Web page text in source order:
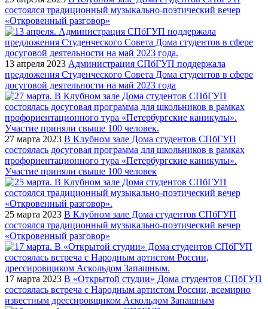
состоялся традиционный музыкально-поэтический вечер
«Откровенный разговор»
13 апреля 2023 Администрация СПбГУП поддержала
предложения Студенческого Совета Дома студентов в сфере
досуговой деятельности на май 2023 года
27 марта 2023 В Клубном зале Дома студентов СПбГУП
состоялась досуговая программа для школьников в рамках
профориентационного тура «Петербургские каникулы».
Участие приняли свыше 100 человек
25 марта 2023 В Клубном зале Дома студентов СПбГУП
состоялся традиционный музыкально-поэтический вечер
«Откровенный разговор»
17 марта 2023 В «Открытой студии» Дома студентов СПбГУП
состоялась встреча с Народным артистом России, всемирно
известным дрессировщиком Аскольдом Запашным